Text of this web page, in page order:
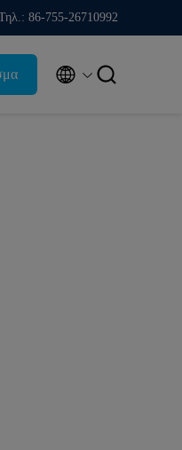
86-755-26710992
 